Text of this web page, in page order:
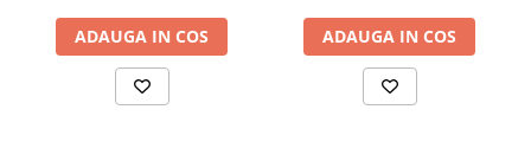
ADAUGA IN COS ADAUGA IN COS